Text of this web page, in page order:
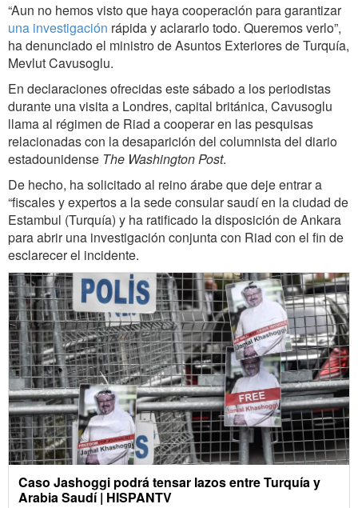
“Aun no hemos visto que haya cooperación para garantizar
una investigación rápida y aclararlo todo. Queremos verlo”,
ha denunciado el ministro de Asuntos Exteriores de Turquía,
Mevlut Cavusoglu.
En declaraciones ofrecidas este sábado a los periodistas
durante una visita a Londres, capital británica, Cavusoglu
llama al régimen de Riad a cooperar en las pesquisas
relacionadas con la desaparición del columnista del diario
estadounidense The Washington Post.
De hecho, ha solicitado al reino árabe que deje entrar a
“fiscales y expertos a la sede consular saudí en la ciudad de
Estambul (Turquía) y ha ratificado la disposición de Ankara
para abrir una investigación conjunta con Riad con el fin de
esclarecer el incidente.
Caso Jashoggi podrá tensar lazos entre Turquía y
Arabia Saudí | HISPANTV